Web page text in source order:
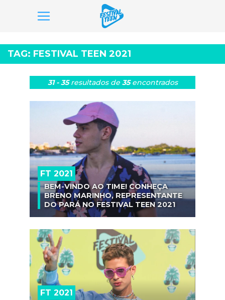
para
o
conteúdo
TAG: FESTIVAL TEEN 2021
31 - 35resultados de 35encontrados
FT 2021
BEM-VINDO AO TIME! CONHEÇA
BRENO MARINHO, REPRESENTANTE
DO PARÁ NO FESTIVAL TEEN 2021
FT 2021